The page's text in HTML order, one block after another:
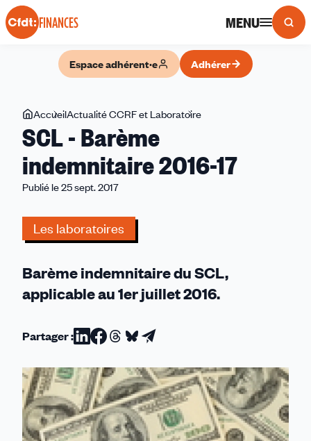
Panneau de gestion des cookies
FINANCES MENU
Espace adhérent·e Adhérer
Vous
êtes
ici
AccueilActualité CCRF et Laboratoire
Barème
indemnitaire
SCL - Barème
indemnitaire 2016-17
Publié le 25 sept. 2017
Les laboratoires
Barème indemnitaire du SCL,
applicable au 1er juillet 2016.
Partager :Partager
sur
Linkedin
Partager
sur
Facebook
Partager
sur
Threads
Partager
sur
Bluesky
Partager
par
email